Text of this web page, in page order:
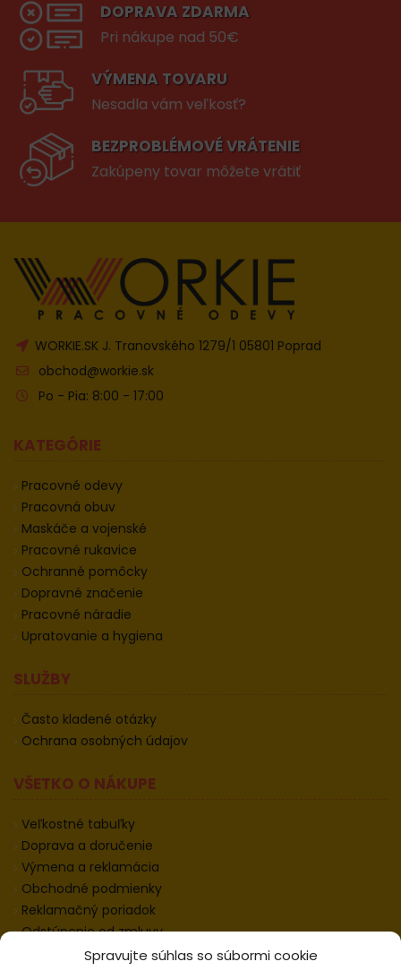
Spravujte súhlas so súbormi cookie
DOPRAVA ZDARMA
Pri nákupe nad 50€
VÝMENA TOVARU
Nesadla vám veľkosť?
BEZPROBLÉMOVÉ VRÁTENIE
Zakúpeny tovar môžete vrátiť
WORKIE.SK J. Tranovského 1279/1 05801 Poprad
obchod@workie.sk
Po - Pia: 8:00 - 17:00
KATEGÓRIE
Pracovné odevy
Pracovná obuv
Maskáče a vojenské
Pracovné rukavice
Ochranné pomôcky
Dopravné značenie
Pracovné náradie
Upratovanie a hygiena
SLUŽBY
Často kladené otázky
Ochrana osobných údajov
VŠETKO O NÁKUPE
Veľkostné tabuľky
Doprava a doručenie
Výmena a reklamácia
Obchodné podmienky
Reklamačný poriadok
Odstúpenie od zmluvy
Informácie k odstúpeniu